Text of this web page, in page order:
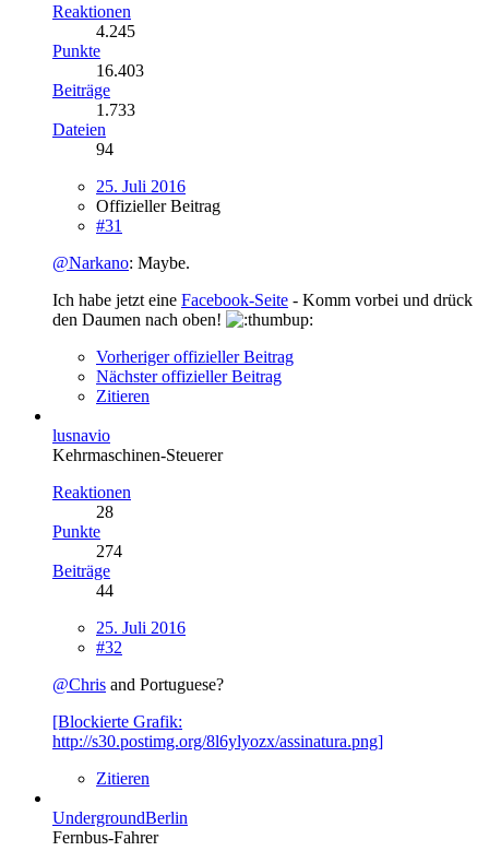
Reaktionen
4.245
Punkte
16.403
Beiträge
1.733
Dateien
94
25. Juli 2016
Offizieller Beitrag
#31
@Narkano: Maybe.
Ich habe jetzt eine Facebook-Seite - Komm vorbei und drück
den Daumen nach oben!
Vorheriger offizieller Beitrag
Nächster offizieller Beitrag
Zitieren
lusnavio
Kehrmaschinen-Steuerer
Reaktionen
28
Punkte
274
Beiträge
44
25. Juli 2016
#32
@Chris and Portuguese?
[Blockierte Grafik:
http://s30.postimg.org/8l6ylyozx/assinatura.png]
Zitieren
UndergroundBerlin
Fernbus-Fahrer